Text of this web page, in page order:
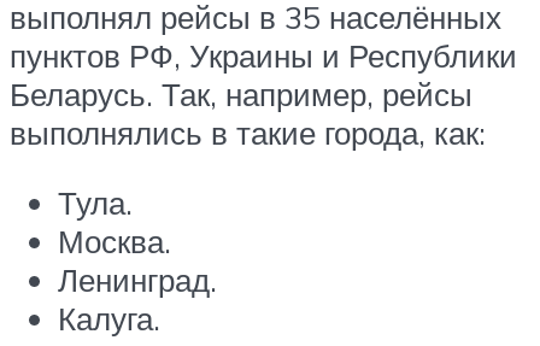
выполнял рейсы в 35 населённых
пунктов РФ, Украины и Республики
Беларусь. Так, например, рейсы
выполнялись в такие города, как:
Тула.
Москва.
Ленинград.
Калуга.